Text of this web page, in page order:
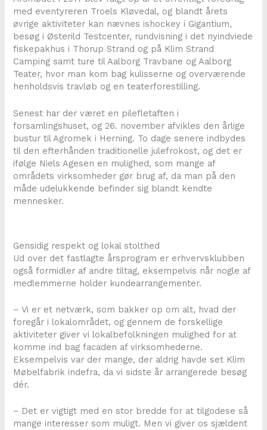
med eventyreren Troels Kløvedal, og blandt årets
øvrige aktiviteter kan nævnes ishockey i Gigantium,
besøg i Østerild Testcenter, rundvisning i det nyindviede
fiskepakhus i Thorup Strand og på Klim Strand
Camping samt ture til Aalborg Travbane og Aalborg
Teater, hvor man kom bag kulisserne og overværende
henholdsvis travløb og en teaterforestilling.
Senest har der været en pilefletaften i
forsamlingshuset, og 26. november afvikles den årlige
bustur til Agromek i Herning. To dage senere indbydes
til den efterhånden traditionelle julefrokost, og det er
ifølge Niels Agesen en mulighed, som mange af
områdets virksomheder gør brug af, da man på den
måde udelukkende befinder sig blandt kendte
mennesker.
Gensidig respekt og lokal stolthed
Ud over det fastlagte årsprogram er erhvervsklubben
også formidler af andre tiltag, eksempelvis når nogle af
medlemmerne holder kundearrangementer.
– Vi er et netværk, som bakker op om alt, hvad der
foregår i lokalområdet, og gennem de forskellige
aktiviteter giver vi lokalbefolkningen mulighed for at
komme ind bag facaden af virksomhederne.
Eksempelvis var der mange, der aldrig havde set Klim
Møbelfabrik indefra, da vi sidste år arrangerede besøg
dér.
– Det er vigtigt med en stor bredde for at tilgodese så
mange interesser som muligt. Men vi giver os sjældent